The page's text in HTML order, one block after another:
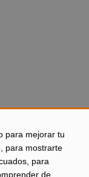
para mejorar tu
para mostrarte
para
de